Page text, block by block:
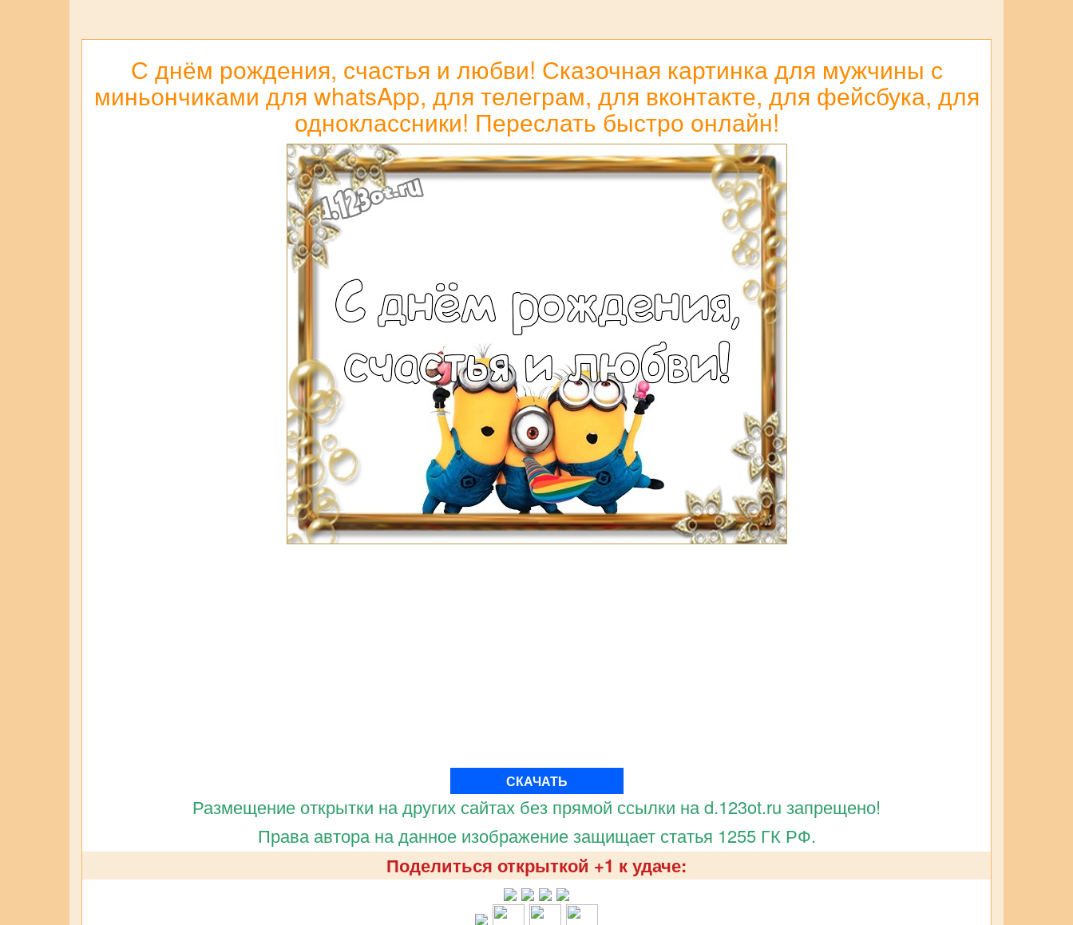
С днём рождения, счастья и любви! Сказочная картинка для мужчины с
миньончиками для whatsApp, для телеграм, для вконтакте, для фейсбука, для
одноклассники! Переслать быстро онлайн!
СКАЧАТЬ
Размещение открытки на других сайтах без прямой ссылки на d.123ot.ru запрещено!
Права автора на данное изображение защищает статья 1255 ГК РФ.
Поделиться открыткой +1 к удаче: